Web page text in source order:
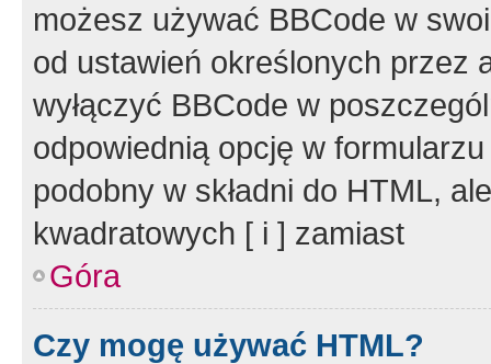
możesz używać BBCode w
od ustawień określonych przez
wyłączyć BBCode w
odpowiednią opcję w
podobny w składni do HTML,
kwadratowych [ i ] zamiast
Góra
Czy mogę używać HTML?